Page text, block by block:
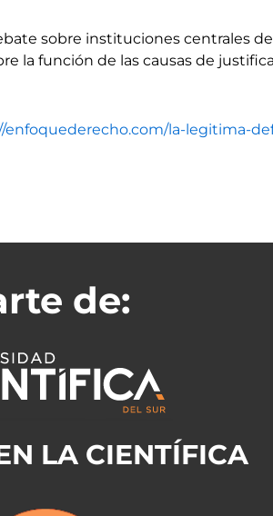
sobre instituciones centrales
la función de las causas de
enfoquederecho.com/la-legitima-
de:
LA CIENTÍFICA